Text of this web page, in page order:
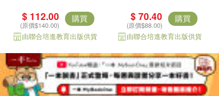
$ 112.00
(原價$140.00)
購買
由聯合培進教育出版供貨
小學測考/​ 呈分試必備​
Prime Reading Comprehension and Skill
s Practice
$ 70.40
(原價$88.00)
購買
由聯合培進教育出版供貨